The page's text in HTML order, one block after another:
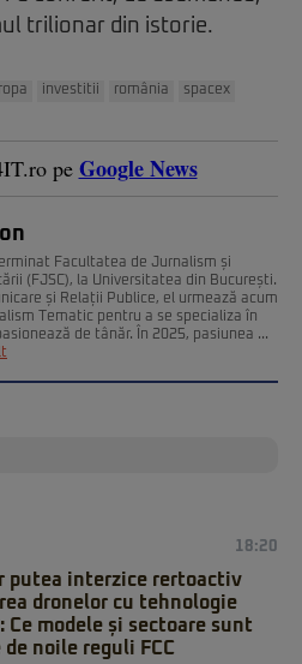
trilionar din istorie.
investitii românia spacex
pe Google News
Facultatea de Jurnalism și
(FJSC), la Universitatea din București.
și Relații Publice, el urmează acum
Tematic pentru a se specializa în
de tânăr. În 2025, pasiunea ...
18:20
putea interzice rertoactiv
dronelor cu tehnologie
Ce modele și sectoare sunt
noile reguli FCC